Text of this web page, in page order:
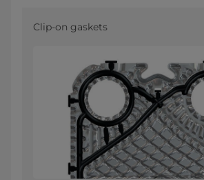
Clip-on gaskets